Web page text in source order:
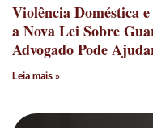
Violência Doméstica
a Nova Lei Sobre
Advogado Pode
Leia mais »